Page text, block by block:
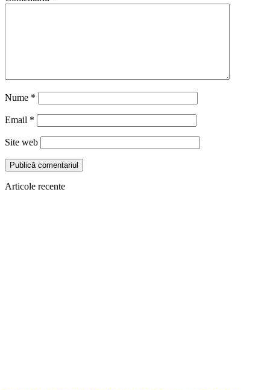
Nume *
Email *
Site web
Articole recente